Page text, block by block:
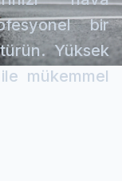
bir
Yüksek
mükemmel